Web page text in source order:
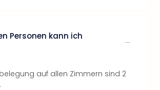
Personen kann ich
auf allen Zimmern sind 2